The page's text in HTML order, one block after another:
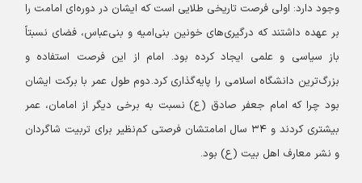
وجود دارد: اولی فرصت تاریخی طلایی است که ایشان در دوره‌ای امامت را
بر عهده داشتند که درگیری‌های خونین بنی‌امیه و بنی‌عباس، فضای نسبتاً
باز سیاسی و علمی ایجاد کرده بود. امام از این فرصت استفاده و
بزرگ‌ترین دانشگاه اسلامی را پایه‌گذاری کرد.دوم طول عمر با برکت ایشان
بود چرا که امام جعفر صادق (ع) نسبت به برخی دیگر از امامان، عمر
بیشتری کردند و ۳۴ سال امامتشان فرصتی کم‌نظیر برای تربیت شاگردان
و نشر معارف اهل بیت (ع) بود.